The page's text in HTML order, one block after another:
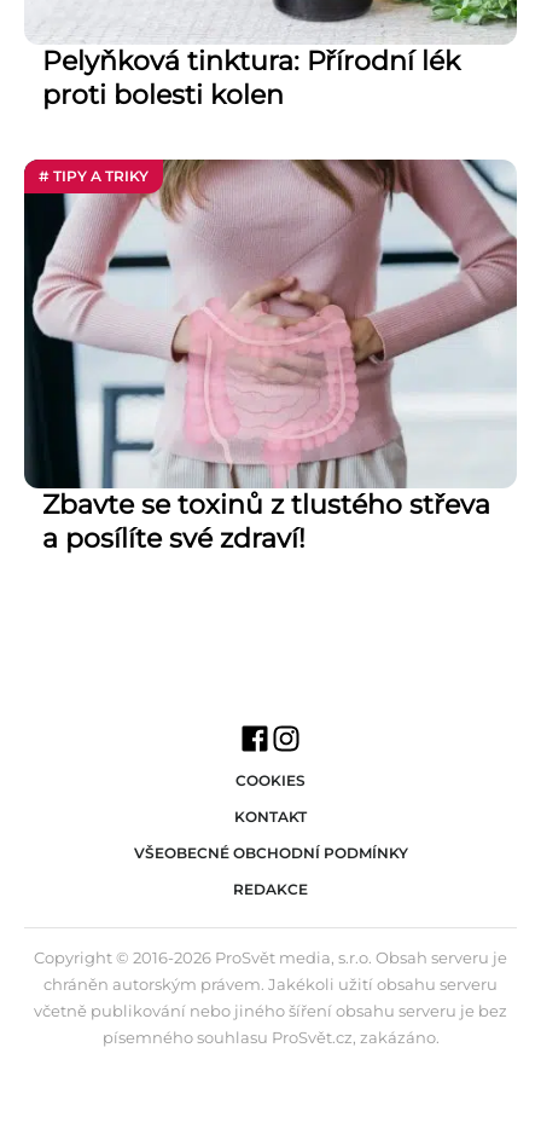
Pelyňková tinktura: Přírodní lék
proti bolesti kolen
# TIPY A TRIKY
Zbavte se toxinů z tlustého střeva
a posílíte své zdraví!
COOKIES
KONTAKT
VŠEOBECNÉ OBCHODNÍ PODMÍNKY
REDAKCE
Copyright © 2016-2026 ProSvět media, s.r.o. Obsah serveru je
chráněn autorským právem. Jakékoli užití obsahu serveru
včetně publikování nebo jiného šíření obsahu serveru je bez
písemného souhlasu ProSvět.cz, zakázáno.